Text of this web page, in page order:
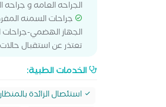
الجراحه العامه و جراحه
جراحات السمنه
الجهاز الهضمي-جراحات
تعتذر عن استقبال
الخدمات الطبية:
استئصال الزائدة بالمنظار